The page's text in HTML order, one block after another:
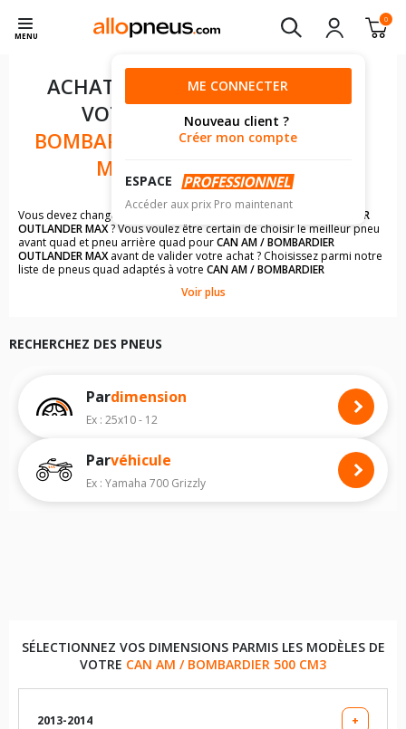
MENU
0
ME CONNECTER
Nouveau client ?
Créer mon compte
ESPACE
Accéder aux prix Pro maintenant
ACHAT DE PNEUS POUR
VOTRECAN AM /
BOMBARDIER OUTLANDER
MAX 500 CM3
Vous devez changer les pneus quad de votre
CAN AM / BOMBARDIER
OUTLANDER MAX? Vous voulez être certain de choisir le meilleur pneu
avant quad et pneu arrière quad pourCAN AM / BOMBARDIER
OUTLANDER MAXavant de valider votre achat ? Choisissez parmi notre
liste de pneus quad adaptés à votre CAN AM / BOMBARDIER
pneus à la dimension du pneu avant quad ou du pneu arrière quad de
Il n'est pas toujours évident de s'y retrouver dans le choix des
pneumatiques. Grâce à notre listing de pneus quad pour les
l'utilisation de votre quad.
Les images du pneu quad, les avis clients et un descriptif complet du
modèle, vous permettra de faire le bon choix de pneus quad pour
votre
Nous recommandons de toujours monter des pneus quad avec les
dimensions homologuées par le constructeur.
Pour voir notre liste de pneus quad, veuillez sélectionner la dimension
Voir plus
RECHERCHEZ DES PNEUS
Pardimension
Ex : 25x10 - 12
Parvéhicule
Ex : Yamaha 700 Grizzly
SÉLECTIONNEZ VOS DIMENSIONS PARMIS LES MODÈLES DE
VOTRE CAN AM / BOMBARDIER 500 CM3
2013-2014
+